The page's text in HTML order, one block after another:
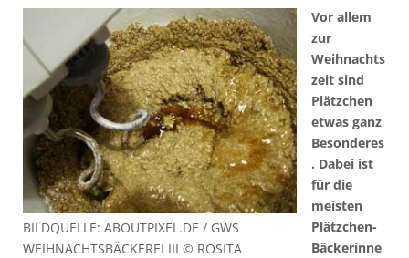
BILDQUELLE: ABOUTPIXEL.DE / GWS
WEIHNACHTSBÄCKEREI III © ROSITA
Vor allem
zur
Weihnachts
zeit sind
Plätzchen
etwas ganz
Besonderes
. Dabei ist
für die
meisten
Plätzchen-
Bäckerinne